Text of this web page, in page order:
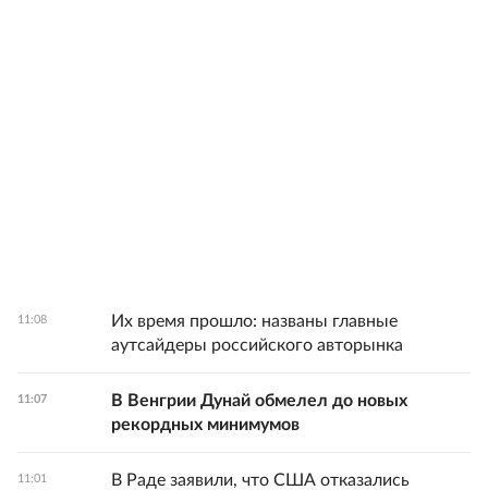
11:08
Их время прошло: названы главные
аутсайдеры российского авторынка
11:07
В Венгрии Дунай обмелел до новых
рекордных минимумов
11:01
В Раде заявили, что США отказались